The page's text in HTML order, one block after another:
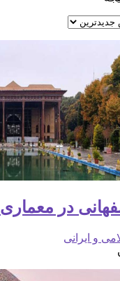
در معماری
و ایرانی